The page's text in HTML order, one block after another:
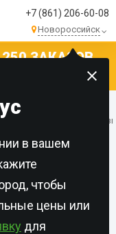
+7 (861) 206-60-08
Новороссийск
в вашем
чтобы
цены или
для
ЗАКАЗОВ
заболеваниях
в